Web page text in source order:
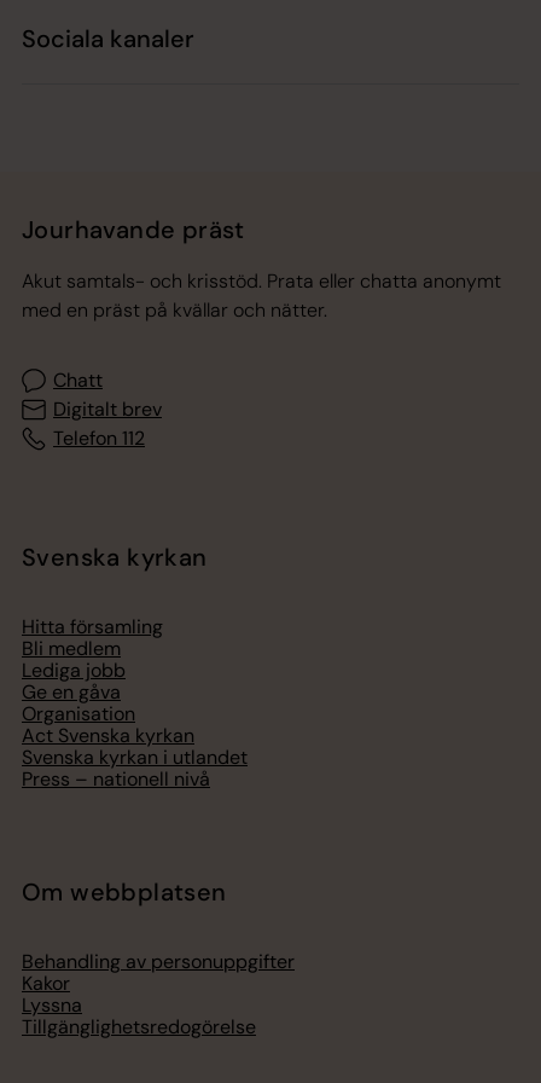
Sociala kanaler
Jourhavande präst
Akut samtals- och krisstöd. Prata eller chatta anonymt
med en präst på kvällar och nätter.
Chatt
Digitalt brev
Telefon 112
Svenska kyrkan
Hitta församling
Bli medlem
Lediga jobb
Ge en gåva
Organisation
Act Svenska kyrkan
Svenska kyrkan i utlandet
Press – nationell nivå
Om webbplatsen
Behandling av personuppgifter
Kakor
Lyssna
Tillgänglighetsredogörelse